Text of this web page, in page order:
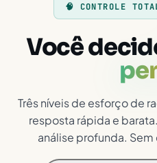
🧠 CONTROLE
Você
Três níveis de esforço de
resposta rápida e
análise profunda.